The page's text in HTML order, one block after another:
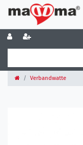
Verbandwatte